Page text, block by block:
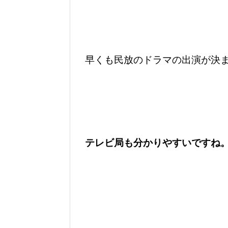
早くも民放のドラマの出演が決
テレビ局も分かりやすいですね